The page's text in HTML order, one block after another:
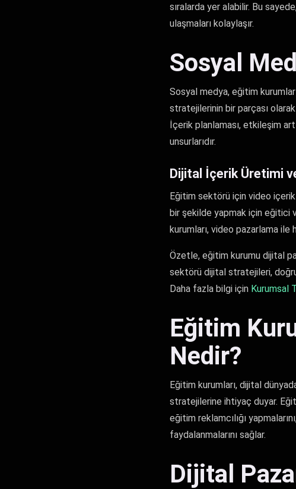
sıralarda yer alabilir. Bu
ulaşmaları kolaylaşır.
Sosyal
Sosyal medya, eğitim
stratejilerinin bir parçası
İçerik planlaması, etkileşim
unsurlarıdır.
Dijital İçerik Üretimi
Eğitim sektörü için video
bir şekilde yapmak için eğitici
kurumları, video pazarlama
Özetle, eğitim kurumu dijital
sektörü dijital stratejileri, doğru
Daha fazla bilgi için Kurumsal
Eğitim
Nedir?
Eğitim kurumları, dijital
stratejilerine ihtiyaç duyar.
eğitim reklamcılığı
faydalanmalarını sağlar.
Dijital